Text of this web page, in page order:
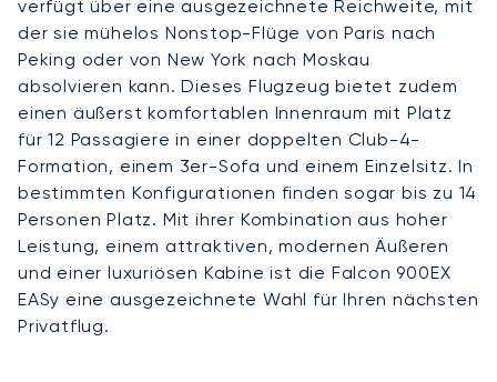
verfügt über eine ausgezeichnete Reichweite, mit
der sie mühelos Nonstop-Flüge von Paris nach
Peking oder von New York nach Moskau
absolvieren kann. Dieses Flugzeug bietet zudem
einen äußerst komfortablen Innenraum mit Platz
für 12 Passagiere in einer doppelten Club-4-
Formation, einem 3er-Sofa und einem Einzelsitz. In
bestimmten Konfigurationen finden sogar bis zu 14
Personen Platz. Mit ihrer Kombination aus hoher
Leistung, einem attraktiven, modernen Äußeren
und einer luxuriösen Kabine ist die Falcon 900EX
EASy eine ausgezeichnete Wahl für Ihren nächsten
Privatflug.